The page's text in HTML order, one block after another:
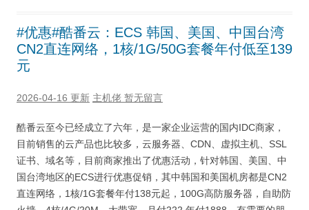
#优惠#酷番云：ECS 韩国、美国、中国台湾
CN2直连网络，1核/1G/50G套餐年付低至139
元
2026-04-16 更新 主机佬 暂无留言
酷番云至今已经成立了六年，是一家企业运营的国内IDC商家，
目前销售的云产品也比较多，云服务器、CDN、虚拟主机、SSL
证书、域名等，目前商家推出了优惠活动，针对韩国、美国、中
国台湾地区的ECS进行优惠促销，其中韩国和美国机房都是CN2
直连网络，1核/1G套餐年付138元起，100G高防服务器，自助防